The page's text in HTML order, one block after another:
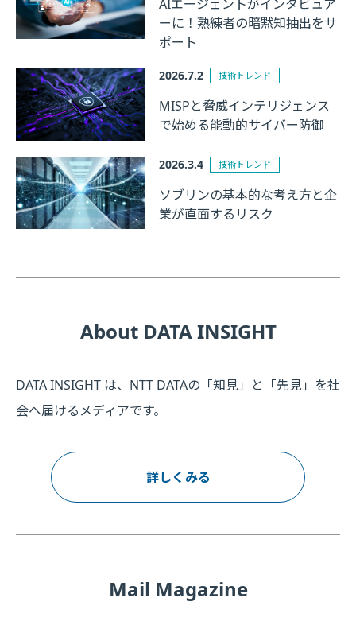
AIエージェントがインタビュア
ーに！熟練者の暗黙知抽出をサ
ポート
2026.7.2 技術トレンド
MISPと脅威インテリジェンス
で始める能動的サイバー防御
2026.3.4 技術トレンド
ソブリンの基本的な考え方と企
業が直面するリスク
About DATA INSIGHT
DATA INSIGHT は、NTT DATAの「知見」と「先見」を社
会へ届けるメディアです。
詳しくみる
Mail Magazine